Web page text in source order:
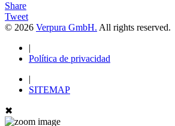
Share
Tweet
© 2026 Verpura GmbH. All rights reserved.
|
Política de privacidad
|
SITEMAP
✖